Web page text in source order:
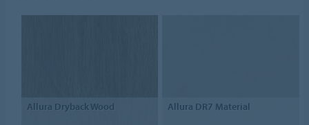
Allura Dryback Wood Allura DR7 Material